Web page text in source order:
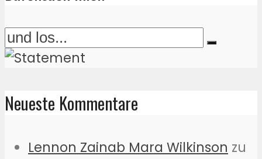
Neueste Kommentare
Lennon Zainab Mara Wilkinson zu